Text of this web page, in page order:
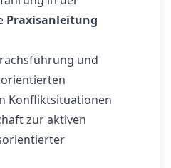
Praxisanleitung
und
Konfliktsituationen
zur aktiven